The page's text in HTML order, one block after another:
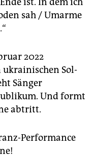
sah / Umarme
2022
ukrainischen Sol­
Sänger
Und formt
abtritt.
Performance